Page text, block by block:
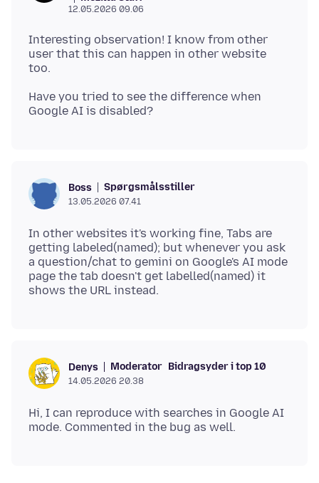
12.05.2026 09.06
Interesting observation! I know from other
user that this can happen in other website
Have you tried to see the difference when
Boss Spørgsmålsstiller
13.05.2026 07.41
In other websites it's working fine, Tabs are
getting labeled(named); but whenever you ask
a question/chat to gemini on Google's AI mode
page the tab doesn't get labelled(named) it
Denys Moderator Bidragsyder i top 10
14.05.2026 20.38
Hi, I can reproduce with searches in Google AI